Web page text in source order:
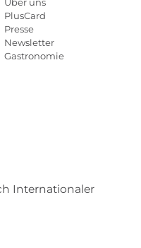
PlusCard
Presse
Newsletter
Gastronomie
Internationaler